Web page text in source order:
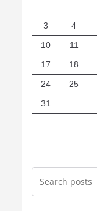
3
4
10
11
17
18
24
25
31